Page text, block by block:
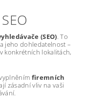
(SEO). To
jeho dohledatelnost –
konkrétních lokalitách,
firemních
zásadní vliv na vaši